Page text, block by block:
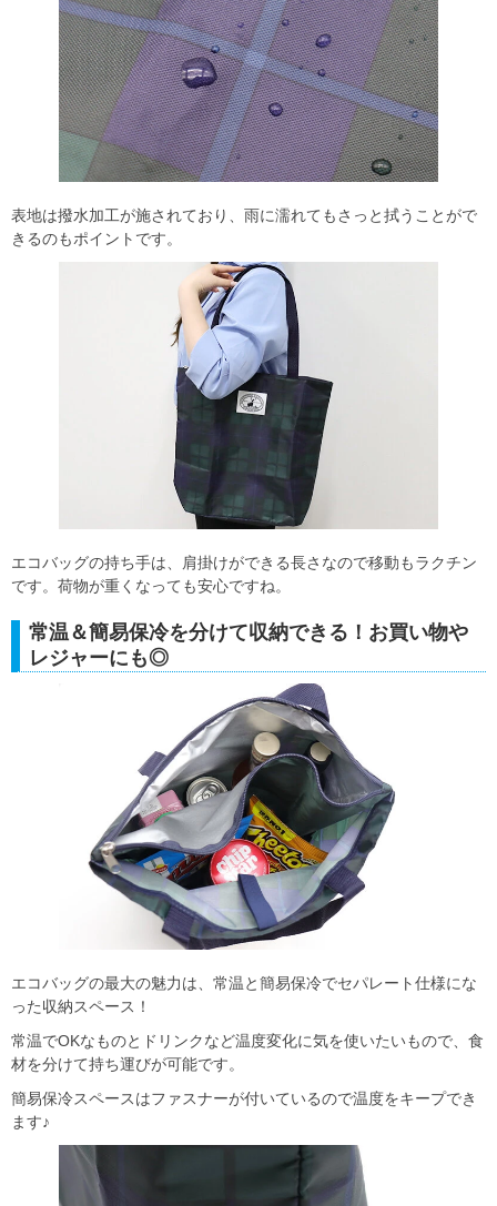
表地は撥水加工が施されており、雨に濡れてもさっと拭うことがで
きるのもポイントです。
エコバッグの持ち手は、肩掛けができる長さなので移動もラクチン
です。荷物が重くなっても安心ですね。
常温＆簡易保冷を分けて収納できる！お買い物や
レジャーにも◎
エコバッグの最大の魅力は、常温と簡易保冷でセパレート仕様にな
った収納スペース！
常温でOKなものとドリンクなど温度変化に気を使いたいもので、食
材を分けて持ち運びが可能です。
簡易保冷スペースはファスナーが付いているので温度をキープでき
ます♪